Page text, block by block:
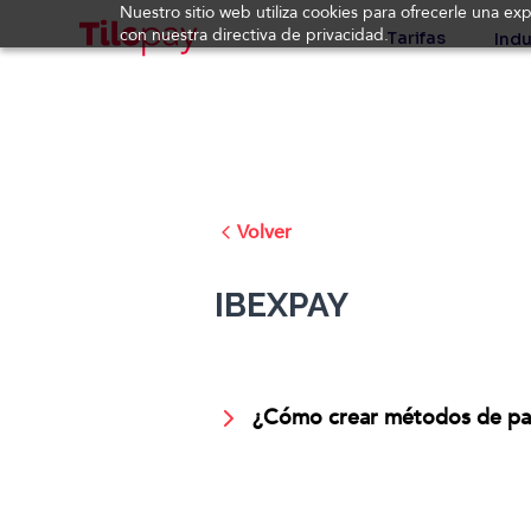
Nuestro sitio web utiliza cookies para ofrecerle una
con nuestra directiva de privacidad.Tarifas
Volver
IBEXPAY
¿Cómo crear métodos de